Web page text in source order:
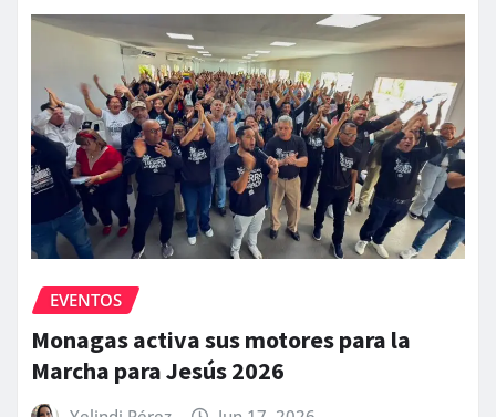
EVENTOS
Monagas activa sus motores para la
Marcha para Jesús 2026